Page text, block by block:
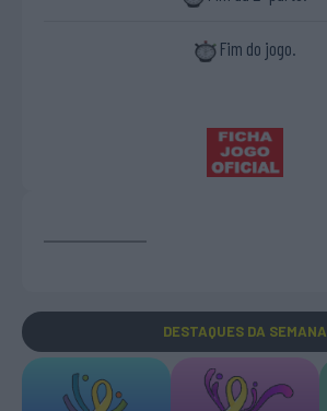
Fim do jogo.
DESTAQUES DA SEMANA